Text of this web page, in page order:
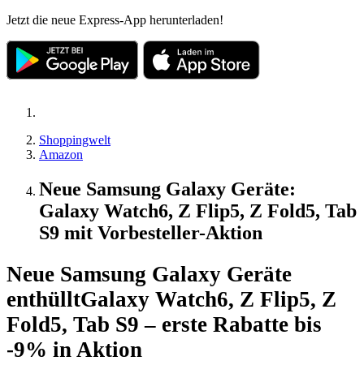
Jetzt die neue Express-App herunterladen!
Shoppingwelt
Amazon
Neue Samsung Galaxy Geräte:
Galaxy Watch6, Z Flip5, Z Fold5, Tab
S9 mit Vorbesteller-Aktion
Neue Samsung Galaxy Geräte
enthülltGalaxy Watch6, Z Flip5, Z
Fold5, Tab S9 – erste Rabatte bis
-9% in Aktion